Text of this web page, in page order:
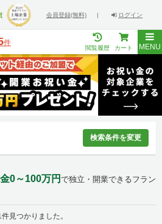
会員登録(無料) | ログイン
件
閲覧履歴 カート MENU
検索条件を変更
0～100万円 で独立・開業できるフラン
見つかりました。